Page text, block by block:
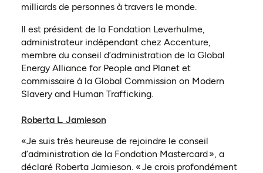
milliards de personnes à travers le monde.
Il est président de la Fondation Leverhulme,
administrateur indépendant chez Accenture,
membre du conseil d’administration de la Global
Energy Alliance for People and Planet et
commissaire à la Global Commission on Modern
Slavery and Human Trafficking.
Roberta L. Jamieson
«Je suis très heureuse de rejoindre le conseil
d’administration de la Fondation Mastercard », a
déclaré Roberta Jamieson. « Je crois profondément